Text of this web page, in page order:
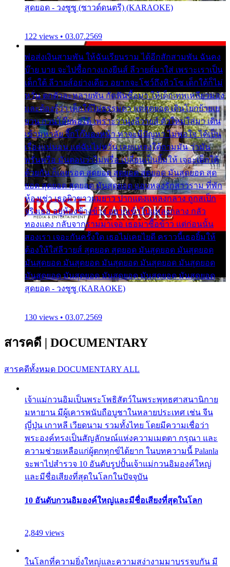
สุดยอด - วงซูซู (ซาวด์ดนตรี) (KARAOKE)
122 views • 03.07.2569
พ่อส่งเงินสามพัน ให้ฉันเรียนราม ได้อีกสักสามพัน ฉันคง
บ๊าย บาย จะไปซื้อกางเกงยีนส์ ลีวายส์มาใส่ เพราะเราเป็น
เด็กใต้ ลีวายส์อย่างเดียว อยากจะโชว์ถึงหิวโซ เด็กใต้ก็ไม่
หวั่น ตกตัวละหลายพัน กัดฟันซื้อมา ให้เด็กเทพเหลียวมอง
และต้องรู้ว่า เด็กใต้ไม่ธรรมดา แต่สุดยอด เดินโยกย้ายเย
ยวน กวนโอ๊ยพอได้ เพราะว่านุ่งลีวายส์ ตัวใหม่ใส่มา เดิน
เข้ามหาลัย จิ๊กโก๊มองหน้า ท่าจะมีปัญหา ไม่พอใจ ได้เป็น
เรื่องแน่นอน แต่ฉันไม่หวั่น เลยแหลงใต้ถามมัน ว่ามัน
พรั่นพรือ มันตอบว่าไม่พรื่อ เปลี่ยนเป็นยิ้มให้ เจอะเด็กใต้
ด้วยกัน ก็เลยรอด สุดยอด สุดยอด สุดยอด มันสุดยอด สุด
ยอด สุดยอด สุดยอด มันสุดยอด แอบหลงรักสาวราม ที่พัก
ห้องเช่า เธอผิวขาวผมยาว ปากแดงแหลงกลาง ถูกสเป็ก
จริงเธอ อยู่ห้องข้างข้าง อยากเข้าไปแหลงกลาง กลัว
ทองแดง กลับจากรามมาเจอ เธอมาซื้อข้าว แต่ก่อนนั้น
สองเรา เจอะกันครั้งใด เธอไม่เคยไยดี คราวนี้เธอยิ้มให้
ต้องให้ใส่ลีวายส์ สุดยอด สุดยอด มันสุดยอด มันสุดยอด
มันสุดยอด มันสุดยอด มันสุดยอด มันสุดยอด มันสุดยอด
มันสุดยอด มันสุดยอด มันสุดยอด มันสุดยอด มันสุดยอด
สุดยอด - วงซูซู (KARAOKE)
130 views • 03.07.2569
สารคดี | DOCUMENTARY
สารคดีทั้งหมด DOCUMENTARY ALL
เจ้าแม่กวนอิมเป็นพระโพธิสัตว์ในพระพุทธศาสนานิกาย
มหายาน มีผู้เคารพนับถือบูชาในหลายประเทศ เช่น จีน
ญี่ปุ่น เกาหลี เวียดนาม รวมทั้งไทย โดยมีความเชื่อว่า
พระองค์ทรงเป็นสัญลักษณ์แห่งความเมตตา กรุณา และ
ความช่วยเหลือแก่ผู้ตกทุกข์ได้ยาก ในบทความนี้ Palanla
จะพาไปสำรวจ 10 อันดับรูปปั้นเจ้าแม่กวนอิมองค์ใหญ่
และมีชื่อเสียงที่สุดในโลกในปัจจุบัน
10 อันดับกวนอิมองค์ใหญ่และมีชื่อเสียงที่สุดในโลก
2,849 views
ในโลกที่ความยิ่งใหญ่และความสง่างามมาบรรจบกัน มี